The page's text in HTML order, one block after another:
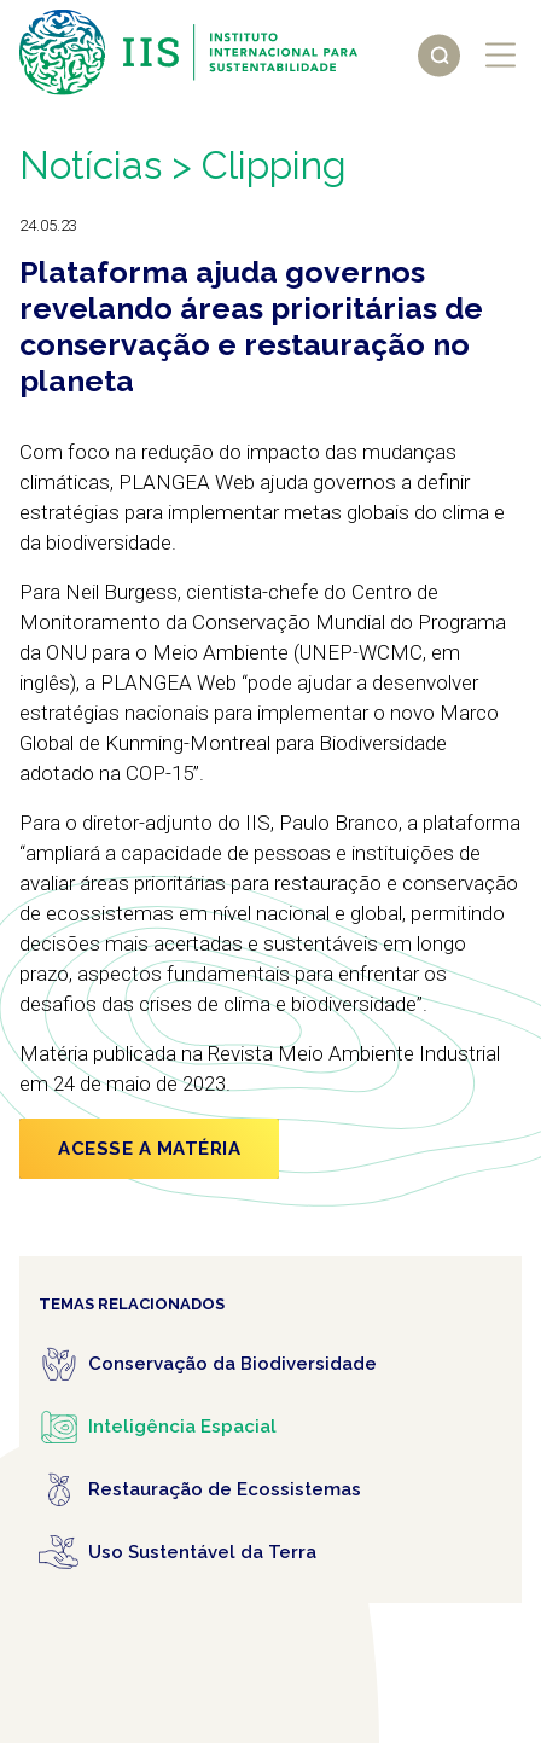
Notícias > Clipping
24.05.23
Plataforma ajuda governos
revelando áreas prioritárias de
conservação e restauração no
planeta
Com foco na redução do impacto das mudanças
climáticas, PLANGEA Web ajuda governos a definir
estratégias para implementar metas globais do clima e
da biodiversidade.
Para Neil Burgess, cientista-chefe do Centro de
Monitoramento da Conservação Mundial do Programa
da ONU para o Meio Ambiente (UNEP-WCMC, em
inglês), a PLANGEA Web “pode ajudar a desenvolver
estratégias nacionais para implementar o novo Marco
Global de Kunming-Montreal para Biodiversidade
adotado na COP-15”.
Para o diretor-adjunto do IIS, Paulo Branco, a plataforma
“ampliará a capacidade de pessoas e instituições de
avaliar áreas prioritárias para restauração e conservação
de ecossistemas em nível nacional e global, permitindo
decisões mais acertadas e sustentáveis em longo
prazo, aspectos fundamentais para enfrentar os
desafios das crises de clima e biodiversidade”.
Matéria publicada na Revista Meio Ambiente Industrial
em 24 de maio de 2023.
ACESSE A MATÉRIA
TEMAS RELACIONADOS
Conservação da Biodiversidade
Inteligência Espacial
Restauração de Ecossistemas
Uso Sustentável da Terra